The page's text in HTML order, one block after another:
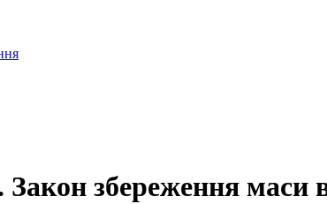
збереження маси